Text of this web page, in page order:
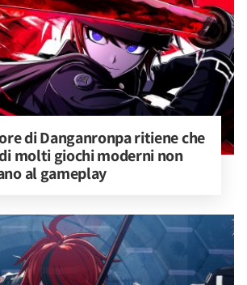
di Danganronpa ritiene che
molti giochi moderni non
al gameplay